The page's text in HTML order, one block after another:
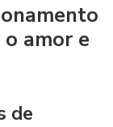
amor e
de